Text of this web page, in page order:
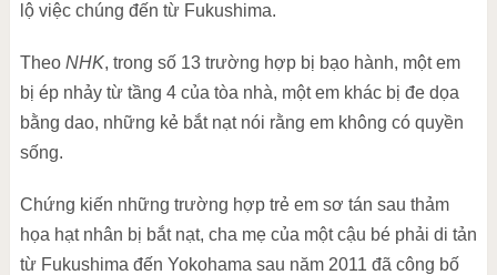
lộ việc chúng đến từ Fukushima.
Theo NHK, trong số 13 trường hợp bị bạo hành, một em
bị ép nhảy từ tầng 4 của tòa nhà, một em khác bị đe dọa
bằng dao, những kẻ bắt nạt nói rằng em không có quyền
sống.
Chứng kiến những trường hợp trẻ em sơ tán sau thảm
họa hạt nhân bị bắt nạt, cha mẹ của một cậu bé phải di tản
từ Fukushima đến Yokohama sau năm 2011 đã công bố